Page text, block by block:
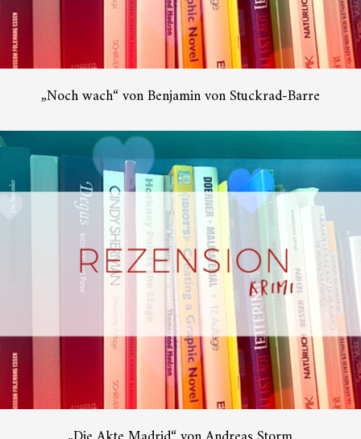
„Noch wach“ von Benjamin von Stuckrad-Barre